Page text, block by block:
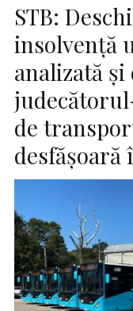
STB:
insolvenţă
analizată şi
de